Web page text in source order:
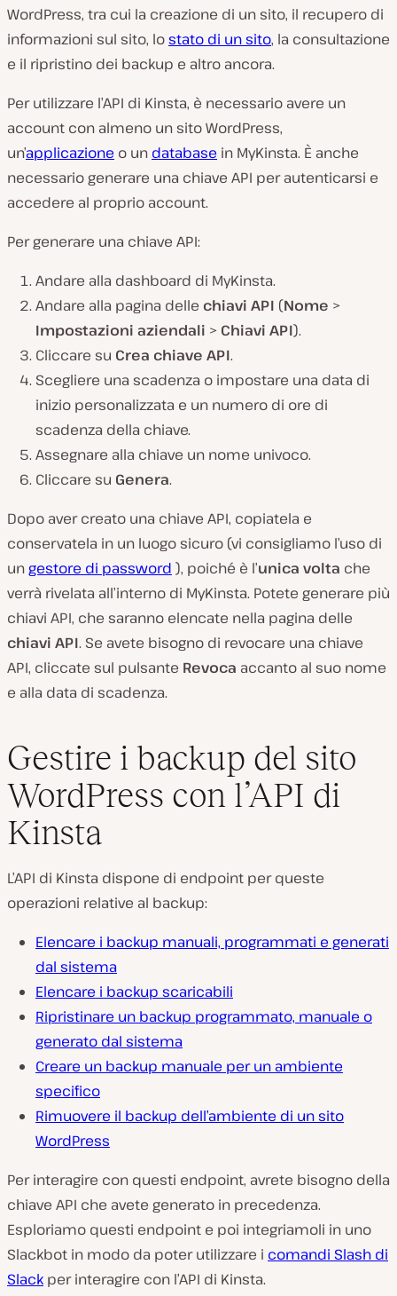
WordPress, tra cui la creazione di un sito, il recupero di
informazioni sul sito, lostato di un sito, la consultazione
e il ripristino dei backup e altro ancora.
Per utilizzare l’API di Kinsta, è necessario avere un
account con almeno un sito WordPress,
un’applicazione o un database in MyKinsta. È anche
necessario generare una chiave API per autenticarsi e
accedere al proprio account.
Per generare una chiave API:
Andare alla dashboard di MyKinsta.
Andare alla pagina delle chiavi API (Nome >
Impostazioni aziendali > Chiavi API).
Cliccare su Crea chiave API.
Scegliere una scadenza o impostare una data di
inizio personalizzata e un numero di ore di
scadenza della chiave.
Assegnare alla chiave un nome univoco.
Cliccare su Genera.
Dopo aver creato una chiave API, copiatela e
conservatela in un luogo sicuro (vi consigliamo l’uso di
ungestore di password ), poiché è l’unica volta che
verrà rivelata all’interno di MyKinsta. Potete generare più
chiavi API, che saranno elencate nella pagina delle
chiavi API. Se avete bisogno di revocare una chiave
API, cliccate sul pulsante Revoca accanto al suo nome
e alla data di scadenza.
Gestire i backup del sito
WordPress con l’API di
Kinsta
L’API di Kinsta dispone di endpoint per queste
operazioni relative al backup:
Elencare i backup manuali, programmati e generati
dal sistema
Elencare i backup scaricabili
Ripristinare un backup programmato, manuale o
generato dal sistema
Creare un backup manuale per un ambiente
specifico
Rimuovere il backup dell’ambiente di un sito
WordPress
Per interagire con questi endpoint, avrete bisogno della
chiave API che avete generato in precedenza.
Esploriamo questi endpoint e poi integriamoli in uno
Slackbot in modo da poter utilizzare i comandi Slash di
Slack per interagire con l’API di Kinsta.